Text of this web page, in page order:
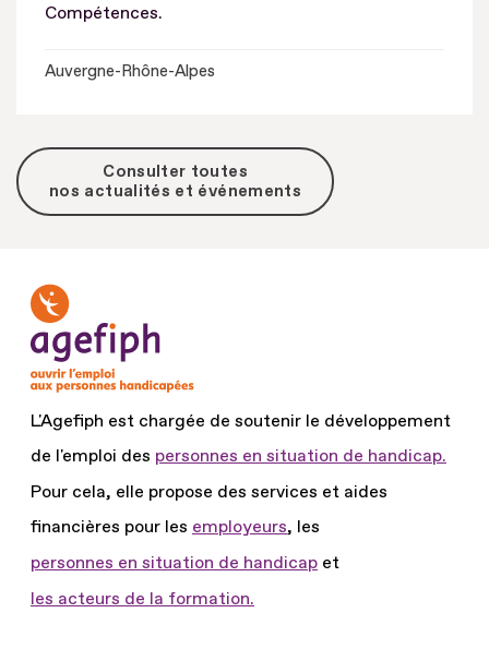
Compétences.
Auvergne-Rhône-Alpes
Consulter toutes
nos actualités et événements
L'Agefiph est chargée de soutenir le développement
de l'emploi des personnes en situation de handicap.
Pour cela, elle propose des services et aides
financières pour les employeurs, les
personnes en situation de handicap et
les acteurs de la formation.